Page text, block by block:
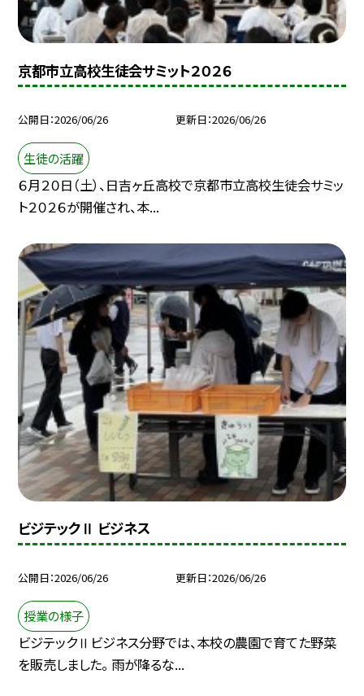
京都市立高校生徒会サミット２０２６
公開日 2026/06/26 更新日 2026/06/26
生徒の活躍
６月２０日（土）、日吉ヶ丘高校で京都市立高校生徒会サミッ
ト２０２６が開催され、本...
ビジテックⅡ ビジネス
公開日 2026/06/26 更新日 2026/06/26
授業の様子
ビジテックⅡビジネス分野では、本校の農園で育てた野菜
を販売しました。 雨が降るな...